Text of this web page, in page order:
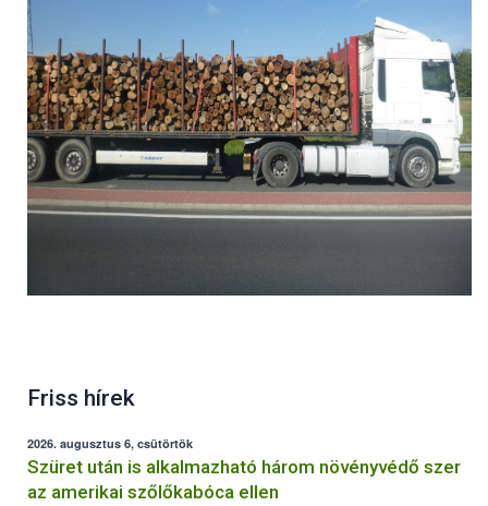
Friss hírek
2026. augusztus 6, csütörtök
Szüret után is alkalmazható három növényvédő szer
az amerikai szőlőkabóca ellen